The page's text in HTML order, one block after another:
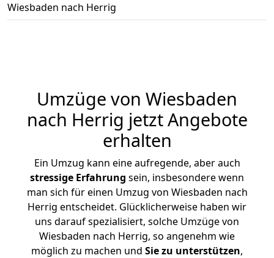
Wiesbaden nach Herrig
Umzüge von Wiesbaden
nach Herrig jetzt Angebote
erhalten
Ein Umzug kann eine aufregende, aber auch
stressige Erfahrung sein, insbesondere wenn
man sich für einen Umzug von Wiesbaden nach
Herrig entscheidet. Glücklicherweise haben wir
uns darauf spezialisiert, solche Umzüge von
Wiesbaden nach Herrig, so angenehm wie
möglich zu machen und Sie zu unterstützen,